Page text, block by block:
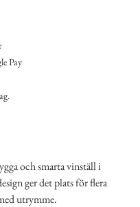
Pay
och smarta vinställ i
ger det plats för flera
utrymme.